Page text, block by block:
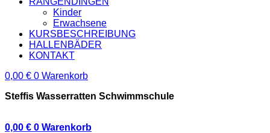
Kinder
Erwachsene
KURSBESCHREIBUNG
HALLENBÄDER
KONTAKT
0,00 € 0 Warenkorb
Steffis Wasserratten Schwimmschule
0,00 € 0 Warenkorb